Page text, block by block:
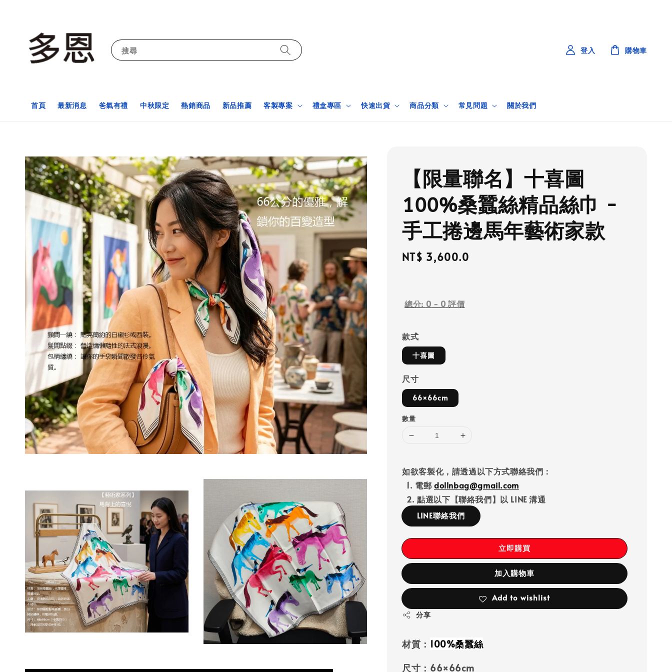
搜尋
首頁 最新消息 爸氣有禮 中秋限定 熱銷商品 新品推薦 客製專案 禮盒專區 快速出貨 商品分類 常見問題 關於我們
登入 購物車
【限量聯名】十喜圖
100%桑蠶絲精品絲巾 -
手工捲邊馬年藝術家款
Regular
NT$ 3,600.0
總分: 0 - 0 評價
款式
十喜圖
尺寸
66×66cm
數量
如欲客製化，請透過以下方式聯絡我們：
1. 電郵 dollnbag@gmail.com
2. 點選以下【聯絡我們】以 LINE 溝通
LINE聯絡我們
立即購買
加入購物車
Add to wishlist
分享
材質： 100%桑蠶絲
尺寸：66×66cm